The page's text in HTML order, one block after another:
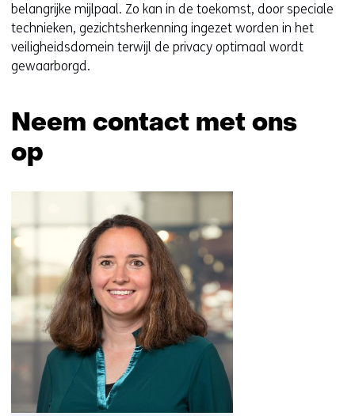
belangrijke mijlpaal. Zo kan in de toekomst, door speciale
technieken, gezichtsherkenning ingezet worden in het
veiligheidsdomein terwijl de privacy optimaal wordt
gewaarborgd.
Neem contact met ons
op
navigatie
over
(Neem
contact
met
ons
op)